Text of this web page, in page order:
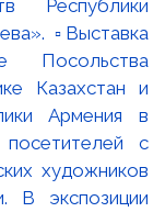
Республики
▫️Выставка
Посольства
Казахстан и
Армения в
с
художников
В экспозиции